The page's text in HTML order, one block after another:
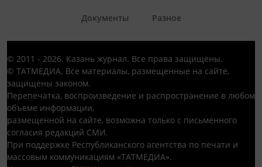
Документы Разное
© 2011 - 2026. Казань журнал. Все права защищены.
© ТАТМЕДИА. Все материалы, размещенные на сайте,
защищены законом.
Перепечатка, воспроизведение и распространение в любом
объеме информации,
размещенной на сайте, возможна только с письменного
согласия редакций СМИ.
При поддержке Республиканского агентства по печати и
массовым коммуникациям «ТАТМЕДИА».